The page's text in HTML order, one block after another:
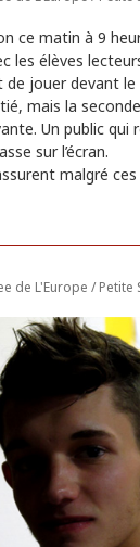
ce matin à 9
les élèves
jouer devant le
mais la
Un public qui
sur l’écran.
malgré
de L'Europe / Petite